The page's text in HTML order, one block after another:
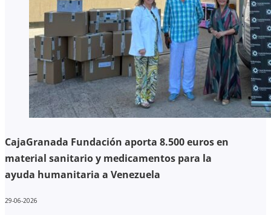
CajaGranada Fundación aporta 8.500 euros en
material sanitario y medicamentos para la
ayuda humanitaria a Venezuela
29-06-2026